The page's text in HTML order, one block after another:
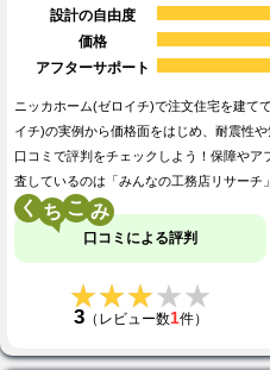
設計の自由度
価格
アフターサポート
ニッカホーム(ゼロイチ)で注文住宅を建て
イチ)の実例から価格面をはじめ、耐震性
口コミで評判をチェックしよう！保障や
査しているのは「みんなの工務店リサーチ
く こ
口コミによる評判
★★★★★
★★★★★
3（レビュー数1件）